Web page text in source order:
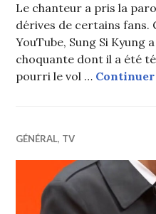
Le chanteur a pris la
dérives de certains fans.
YouTube, Sung Si Kyung
choquante dont il a été
pourri le vol …
GÉNÉRAL, TV